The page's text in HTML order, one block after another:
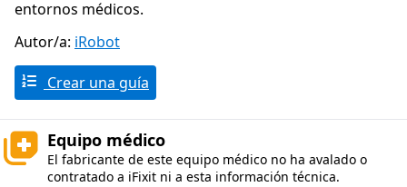
entornos médicos.
Autor/a: iRobot
Crear una guía
Equipo médico
El fabricante de este equipo médico no ha avalado o
contratado a iFixit ni a esta información técnica.